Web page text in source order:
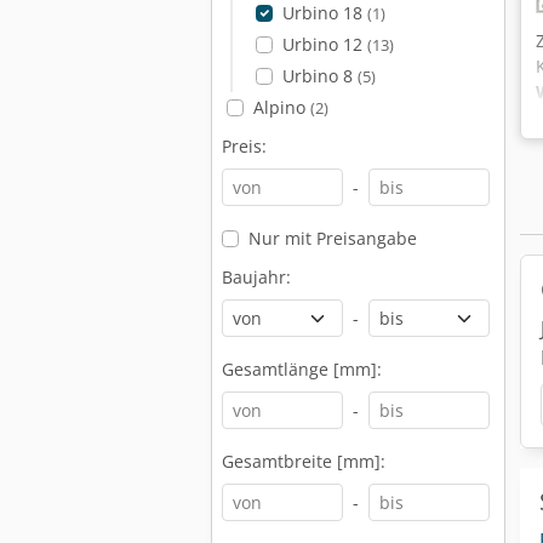
Urbino 18 (1)
Urbino 12 (13)
Urbino 8 (5)
Alpino (2)
Preis:
-
Nur mit Preisangabe
Baujahr:
-
Gesamtlänge [mm]:
-
Gesamtbreite [mm]:
-